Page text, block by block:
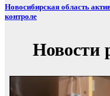
Новосибирская область
контроле